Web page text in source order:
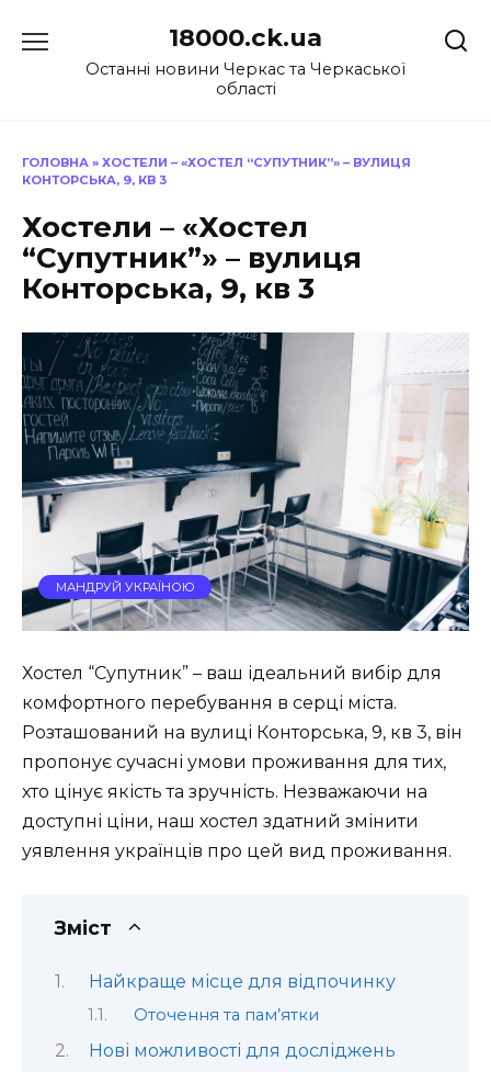
до
18000.ck.ua
Останні новини Черкас та Черкаської
області
ГОЛОВНА » ХОСТЕЛИ – «ХОСТЕЛ “СУПУТНИК”» – ВУЛИЦЯ
КОНТОРСЬКА, 9, КВ 3
Хостели – «Хостел
“Супутник”» – вулиця
Конторська, 9, кв 3
МАНДРУЙ УКРАЇНОЮ
Хостел “Супутник” – ваш ідеальний вибір для
комфортного перебування в серці міста.
Розташований на вулиці Конторська, 9, кв 3, він
пропонує сучасні умови проживання для тих,
хто цінує якість та зручність. Незважаючи на
доступні ціни, наш хостел здатний змінити
уявлення українців про цей вид проживання.
Зміст
Найкраще місце для відпочинку
Оточення та пам’ятки
Нові можливості для досліджень